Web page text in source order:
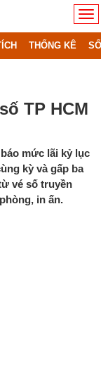
THỐNG KÊ
TP HCM
mức lãi kỷ lục
kỳ và gấp ba
vé số truyền
in ấn.